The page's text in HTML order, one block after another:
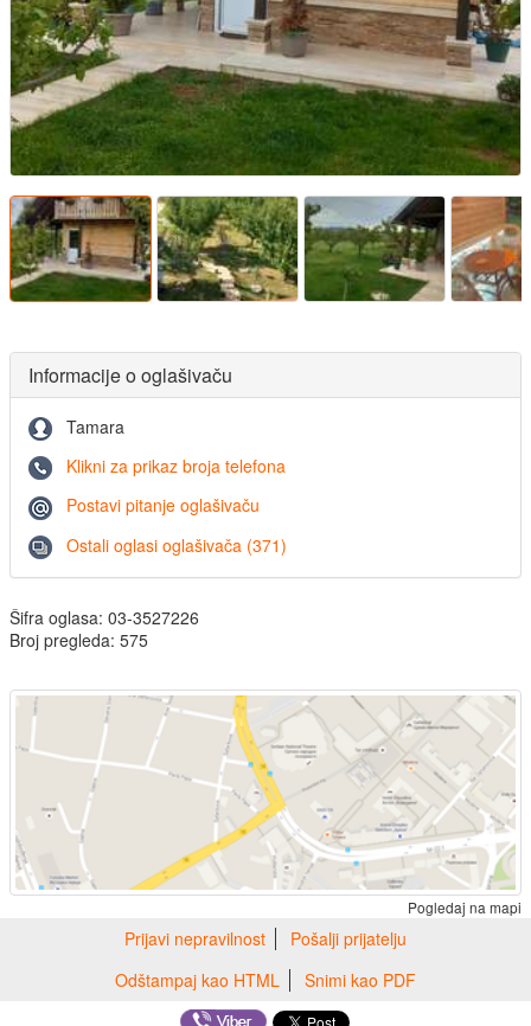
Informacije o oglašivaču
Tamara
Klikni za prikaz broja telefona
Postavi pitanje oglašivaču
Ostali oglasi oglašivača (371)
Šifra oglasa: 03-3527226
Broj pregleda: 575
Pogledaj na mapi
Prijavi nepravilnost
Pošalji prijatelju
Odštampaj kao HTML
Snimi kao PDF